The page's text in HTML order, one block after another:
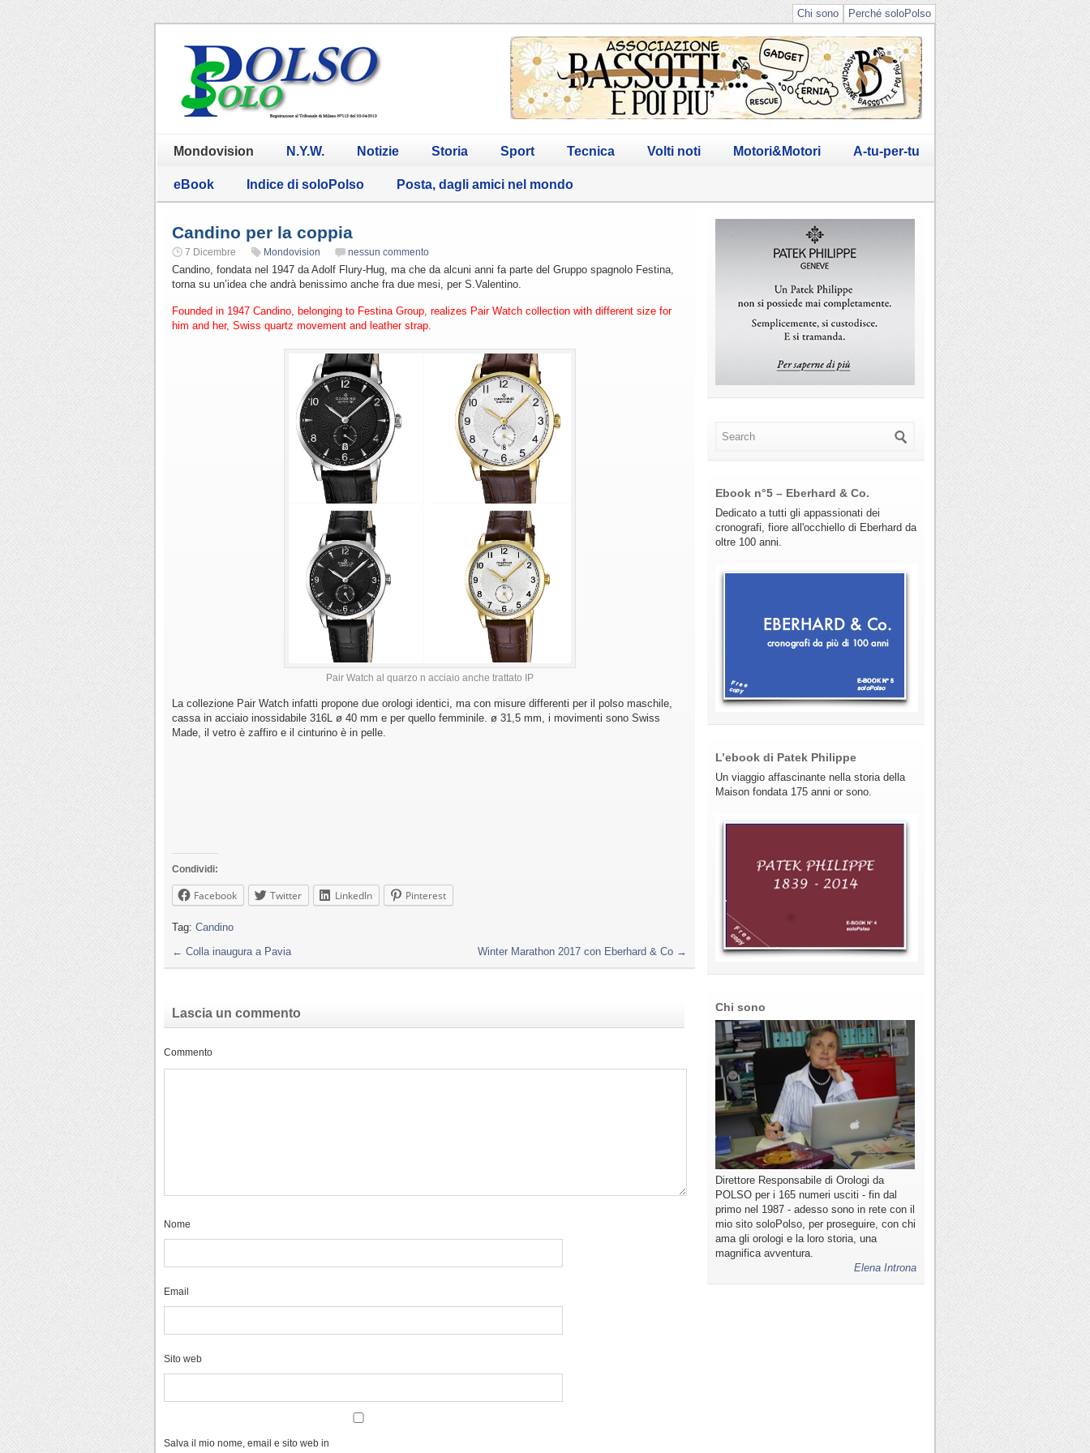
Perché soloPolso
Chi sono
Mondovision N.Y.W. Notizie Storia Sport Tecnica Volti noti Motori&Motori A-tu-per-tu
eBook Indice di soloPolso Posta, dagli amici nel mondo
Candino per la coppia
7 Dicembre Mondovision nessun commento
Candino, fondata nel 1947 da Adolf Flury-Hug, ma che da alcuni anni fa parte del Gruppo spagnolo Festina,
torna su un’idea che andrà benissimo anche fra due mesi, per S.Valentino.
Founded in 1947 Candino, belonging to Festina Group, realizes Pair Watch collection with different size for
him and her, Swiss quartz movement and leather strap.
Pair Watch al quarzo n acciaio anche trattato IP
La collezione Pair Watch infatti propone due orologi identici, ma con misure differenti per il polso maschile,
cassa in acciaio inossidabile 316L ø 40 mm e per quello femminile. ø 31,5 mm, i movimenti sono Swiss
Made, il vetro è zaffiro e il cinturino è in pelle.
Condividi:
Facebook Twitter LinkedIn Pinterest
Tag: Candino
← Colla inaugura a Pavia Winter Marathon 2017 con Eberhard & Co →
Lascia un commento
Commento
Nome
Email
Sito web
Salva il mio nome, email e sito web in
Ebook n°5 – Eberhard & Co.
Dedicato a tutti gli appassionati dei
cronografi, fiore all'occhiello di Eberhard da
oltre 100 anni.
L’ebook di Patek Philippe
Un viaggio affascinante nella storia della
Maison fondata 175 anni or sono.
Chi sono
Direttore Responsabile di Orologi da
POLSO per i 165 numeri usciti - fin dal
primo nel 1987 - adesso sono in rete con il
mio sito soloPolso, per proseguire, con chi
ama gli orologi e la loro storia, una
magnifica avventura.
Elena Introna